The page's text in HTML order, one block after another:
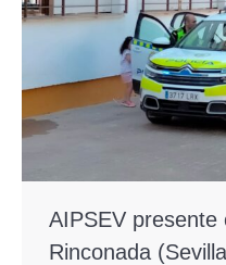
AIPSEV presente
Rinconada